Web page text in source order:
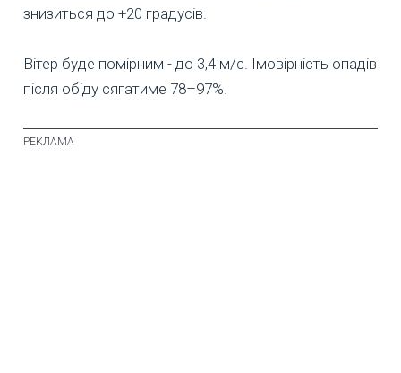
знизиться до +20 градусів.
Вітер буде помірним - до 3,4 м/с. Імовірність опадів
після обіду сягатиме 78–97%.